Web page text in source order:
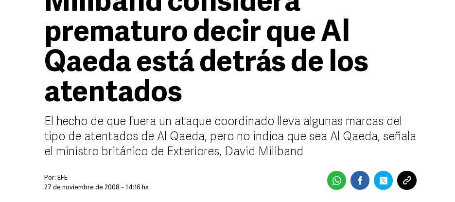
prematuro decir que Al
Qaeda está detrás de los
atentados
El hecho de que fuera un ataque coordinado lleva algunas marcas del
tipo de atentados de Al Qaeda, pero no indica que sea Al Qaeda, señala
el ministro británico de Exteriores, David Miliband
Por: EFE
27 de noviembre de 2008 - 14:16 hs